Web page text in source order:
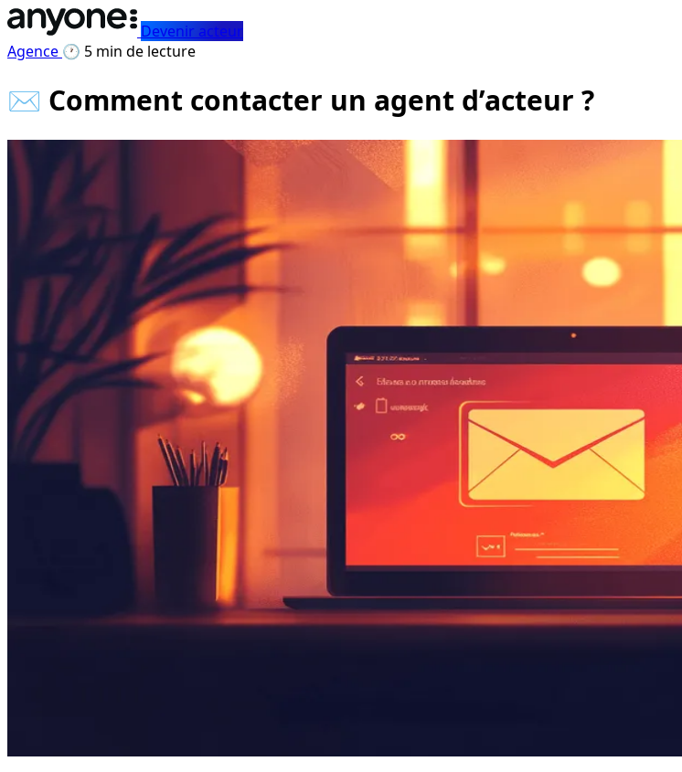
Devenir acteur
Agence 🕐 5 min de lecture
✉️ Comment contacter un agent d’acteur ?